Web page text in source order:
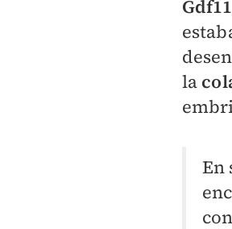
Gdf11
la
En